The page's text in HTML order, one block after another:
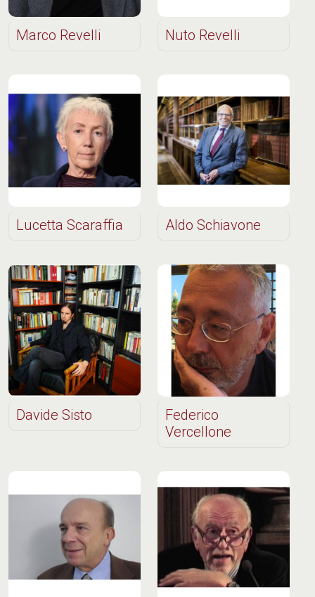
Marco Revelli Nuto Revelli
Lucetta Scaraffia Aldo Schiavone
Davide Sisto
Federico
Vercellone